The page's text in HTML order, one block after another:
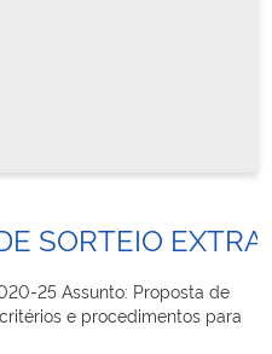
SORTEIO
25 Assunto: Proposta de
e procedimentos para